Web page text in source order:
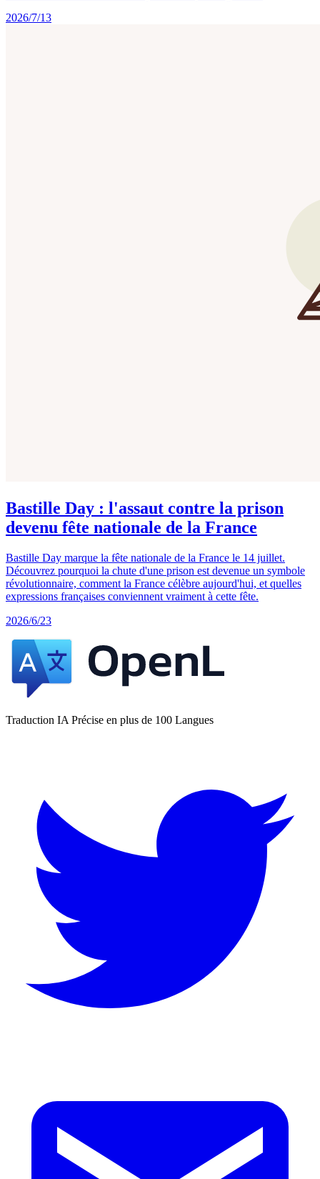
2026/7/13
Bastille Day : l'assaut contre la prison
devenu fête nationale de la France
Bastille Day marque la fête nationale de la France le 14 juillet.
Découvrez pourquoi la chute d'une prison est devenue un symbole
révolutionnaire, comment la France célèbre aujourd'hui, et quelles
expressions françaises conviennent vraiment à cette fête.
2026/6/23
Traduction IA Précise en plus de 100 Langues